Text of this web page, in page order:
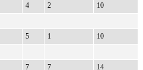
4 2 10
5 1 10
7 7 14